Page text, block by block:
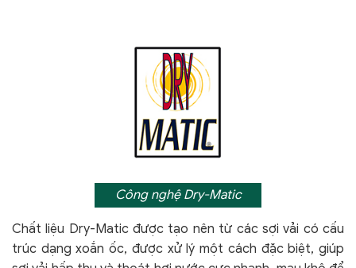
Công nghệ Dry-Matic
Chất liệu Dry-Matic được tạo nên từ các sợi vải có cấu
trúc dạng xoắn ốc, được xử lý một cách đặc biệt, giúp